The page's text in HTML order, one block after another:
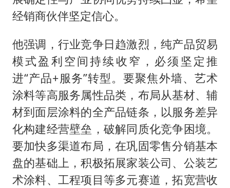
经销商伙伴坚定信心。
他强调，行业竞争日趋激烈，纯产品贸易
模式盈利空间持续收窄，必须坚定推
进“产品+服务”转型。要聚焦外墙、艺术
涂料等高服务属性品类，布局从基材、辅
材到面层涂料的全产品链条，以服务差异
化构建经营壁垒，破解同质化竞争困境。
要加快多渠道布局，在巩固零售分销基本
盘的基础上，积极拓展家装公司、公装艺
术涂料、工程项目等多元赛道，拓宽营收